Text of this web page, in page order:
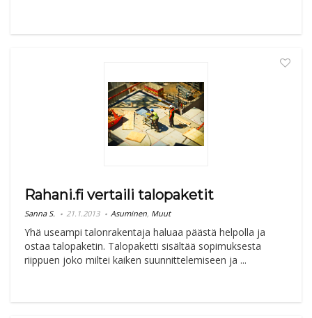
Rahani.fi vertaili talopaketit
Sanna S. 21.1.2013 Asuminen, Muut
Yhä useampi talonrakentaja haluaa päästä helpolla ja
ostaa talopaketin. Talopaketti sisältää sopimuksesta
riippuen joko miltei kaiken suunnittelemiseen ja ...